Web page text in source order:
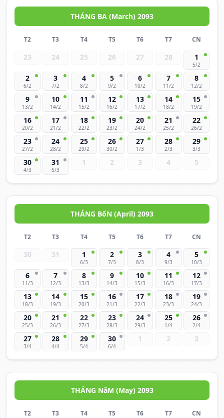
THÁNG BA (March) 2093
T2 T3 T4 T5 T6 T7 CN
23 24 25 26 27 28 1
5/2
2
6/2
3
7/2
4
8/2
5
9/2
6
10/2
7
11/2
8
12/2
9
13/2
10
14/2
11
15/2
12
16/2
13
17/2
14
18/2
15
19/2
16
20/2
17
21/2
18
22/2
19
23/2
20
24/2
21
25/2
22
26/2
23
27/2
24
28/2
25
29/2
26
30/2
27
1/3
28
2/3
29
3/3
30
4/3
31
5/3
1 2 3 4 5
THÁNG BốN (April) 2093
T2 T3 T4 T5 T6 T7 CN
30 31 1
6/3
2
7/3
3
8/3
4
9/3
5
10/3
6
11/3
7
12/3
8
13/3
9
14/3
10
15/3
11
16/3
12
17/3
13
18/3
14
19/3
15
20/3
16
21/3
17
22/3
18
23/3
19
24/3
20
25/3
21
26/3
22
27/3
23
28/3
24
29/3
25
1/4
26
2/4
27
3/4
28
4/4
29
5/4
30
6/4
1 2 3
THÁNG NăM (May) 2093
T2 T3 T4 T5 T6 T7 CN